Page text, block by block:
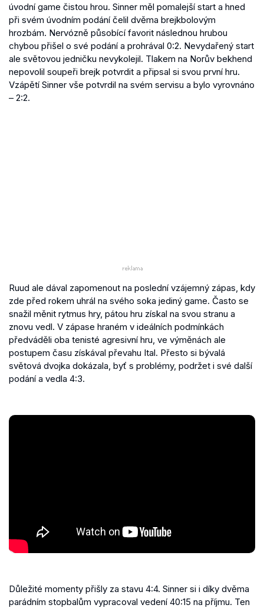
úvodní game čistou hrou. Sinner měl pomalejší start a hned
při svém úvodním podání čelil dvěma brejkbolovým
hrozbám. Nervózně působící favorit následnou hrubou
chybou přišel o své podání a prohrával 0:2. Nevydařený start
ale světovou jedničku nevykolejil. Tlakem na Norův bekhend
nepovolil soupeři brejk potvrdit a připsal si svou první hru.
Vzápětí Sinner vše potvrdil na svém servisu a bylo vyrovnáno
– 2:2.
Ruud ale dával zapomenout na poslední vzájemný zápas, kdy
zde před rokem uhrál na svého soka jediný game. Často se
snažil měnit rytmus hry, pátou hru získal na svou stranu a
znovu vedl. V zápase hraném v ideálních podmínkách
předváděli oba tenisté agresivní hru, ve výměnách ale
postupem času získával převahu Ital. Přesto si bývalá
světová dvojka dokázala, byť s problémy, podržet i své další
podání a vedla 4:3.
Důležité momenty přišly za stavu 4:4. Sinner si i díky dvěma
parádním stopbalům vypracoval vedení 40:15 na příjmu. Ten